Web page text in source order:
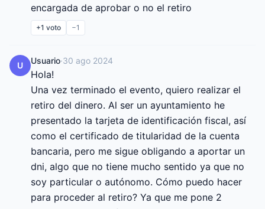
encargada de aprobar o no el retiro
+1 voto −1
U Usuario·30 ago 2024
Hola!
Una vez terminado el evento, quiero realizar el
retiro del dinero. Al ser un ayuntamiento he
presentado la tarjeta de identificación fiscal, así
como el certificado de titularidad de la cuenta
bancaria, pero me sigue obligando a aportar un
dni, algo que no tiene mucho sentido ya que no
soy particular o autónomo. Cómo puedo hacer
para proceder al retiro? Ya que me pone 2